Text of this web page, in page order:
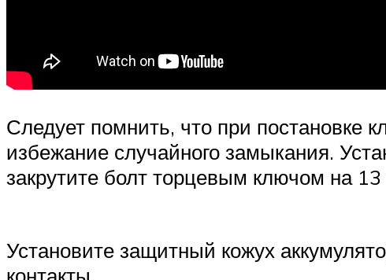
Следует помнить, что при постановке
избежание случайного замыкания.
закрутите болт торцевым ключом на
Установите защитный кожух